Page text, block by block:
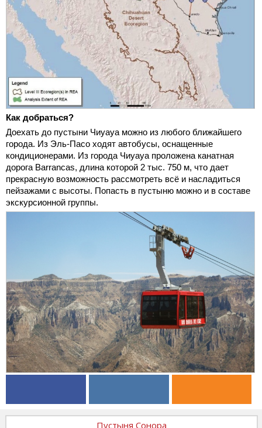
Как добраться?
Доехать до пустыни Чиуауа можно из любого ближайшего
города. Из Эль-Пасо ходят автобусы, оснащенные
кондиционерами. Из города Чиуауа проложена канатная
дорога Barrancas, длина которой 2 тыс. 750 м, что дает
прекрасную возможность рассмотреть всё и насладиться
пейзажами с высоты. Попасть в пустыню можно и в составе
экскурсионной группы.
Пустыня Сонора